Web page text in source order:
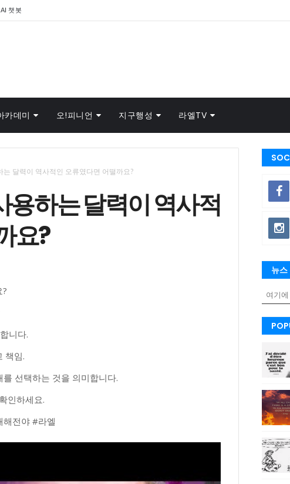
AI 챗봇
카데미 오!피니언 지구행성 라엘TV
달력이 역사적인 오류였다면 어떨까요?
용하는 달력이 역사적
요?
니다.
책임.
선택하는 것을 의미합니다.
인하세요.
전야 #라엘
뉴스